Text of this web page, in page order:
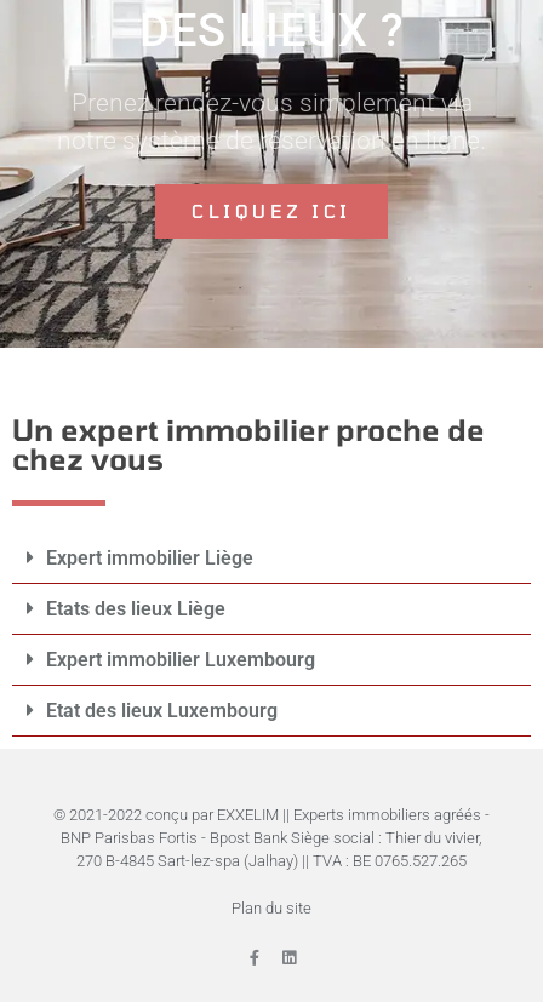
DES LIEUX ?
Prenez rendez-vous simplement via
notre système de réservation en ligne.
CLIQUEZ ICI
Un expert immobilier proche de
chez vous
Expert immobilier Liège
Etats des lieux Liège
Expert immobilier Luxembourg
Etat des lieux Luxembourg
© 2021-2022 conçu par EXXELIM || Experts immobiliers agréés -
BNP Parisbas Fortis - Bpost Bank Siège social : Thier du vivier,
270 B-4845 Sart-lez-spa (Jalhay) || TVA : BE 0765.527.265
Plan du site